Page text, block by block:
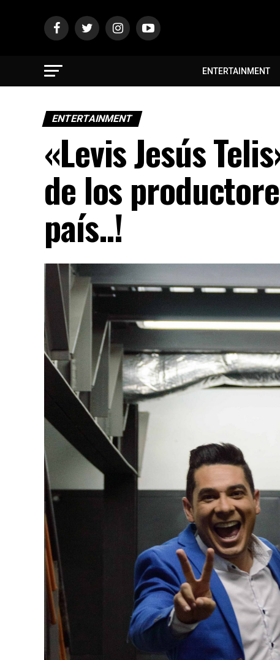
ENTERTAINMENT
ENTERTAINMENT
«Levis Jesús
de los
país..!